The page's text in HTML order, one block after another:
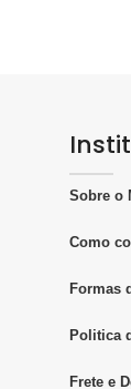
Sobre o
Como
Formas
Politica
Frete e